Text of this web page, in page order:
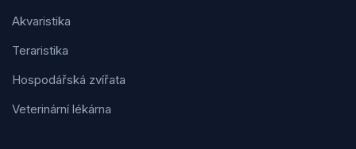
Akvaristika
Teraristika
Hospodářská zvířata
Veterinární lékárna